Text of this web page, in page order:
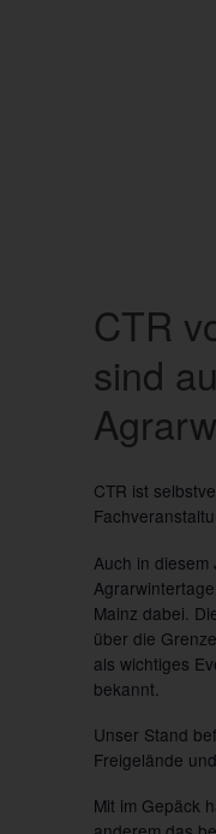
CTR
sind
CTR ist
Auch in
Mainz dabei.
über die
als wichtiges
bekannt.
Unser Stand
Freigelände
Mit im Gepäck